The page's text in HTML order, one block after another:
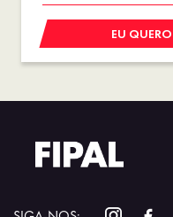
EU QUERO